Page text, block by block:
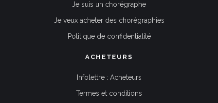
Je suis un chorégraphe
Je veux acheter des chorégraphies
Politique de confidentialité
ACHETEURS
Infolettre : Acheteurs
Termes et conditions